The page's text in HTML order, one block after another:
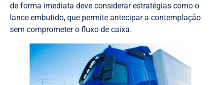
de forma imediata deve considerar estratégias como o
lance embutido, que permite antecipar a contemplação
sem comprometer o fluxo de caixa.